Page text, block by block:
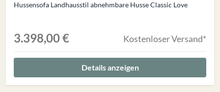
Hussensofa Landhausstil abnehmbare Husse Classic Love
3.398,00 € Kostenloser Versand*
Details anzeigen